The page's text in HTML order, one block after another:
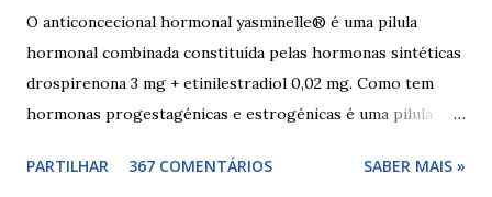
de estradiol (estrogénio natural) 2 comprimidos brancos
não têm hormonas (correspondem ao período de pausa).
Outros componentes: lactose mono-hidratada, amido de
milho, amido d...
O anticoncecional hormonal yasminelle® é uma pilula
hormonal combinada constituída pelas hormonas sintéticas
drospirenona 3 mg + etinilestradiol 0,02 mg. Como tem
hormonas progestagénicas e estrogénicas é uma pilula
componentes. Composição da yasminelle®: lactose mono-
PARTILHAR 367 COMENTÁRIOS SABER MAIS »